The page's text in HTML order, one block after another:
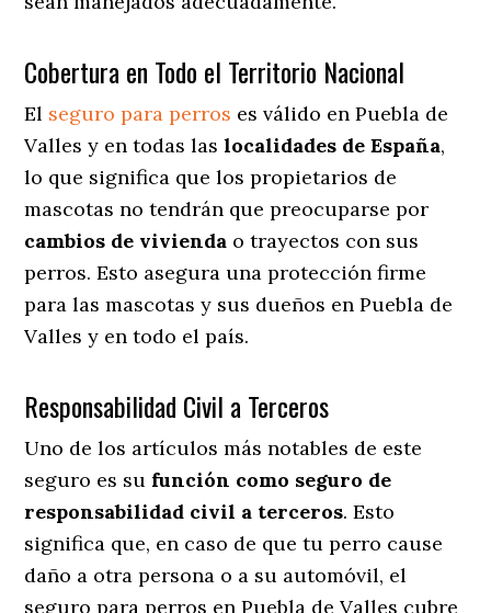
Cobertura en Todo el Territorio Nacional
El seguro para perros es válido en Puebla de
Valles y en todas laslocalidades de España,
lo que significa que los propietarios de
mascotas no tendrán que preocuparse por
cambios de vivienda o trayectos con sus
perros. Esto asegura una protección firme
para las mascotas y sus dueños en Puebla de
Valles y en todo el país.
Responsabilidad Civil a Terceros
Uno de los artículos más notables de este
seguro es su función como seguro de
responsabilidad civil a terceros. Esto
significa que, en caso de que tu perro cause
daño a otra persona o a su automóvil, el
seguro para perros en Puebla de Valles cubre